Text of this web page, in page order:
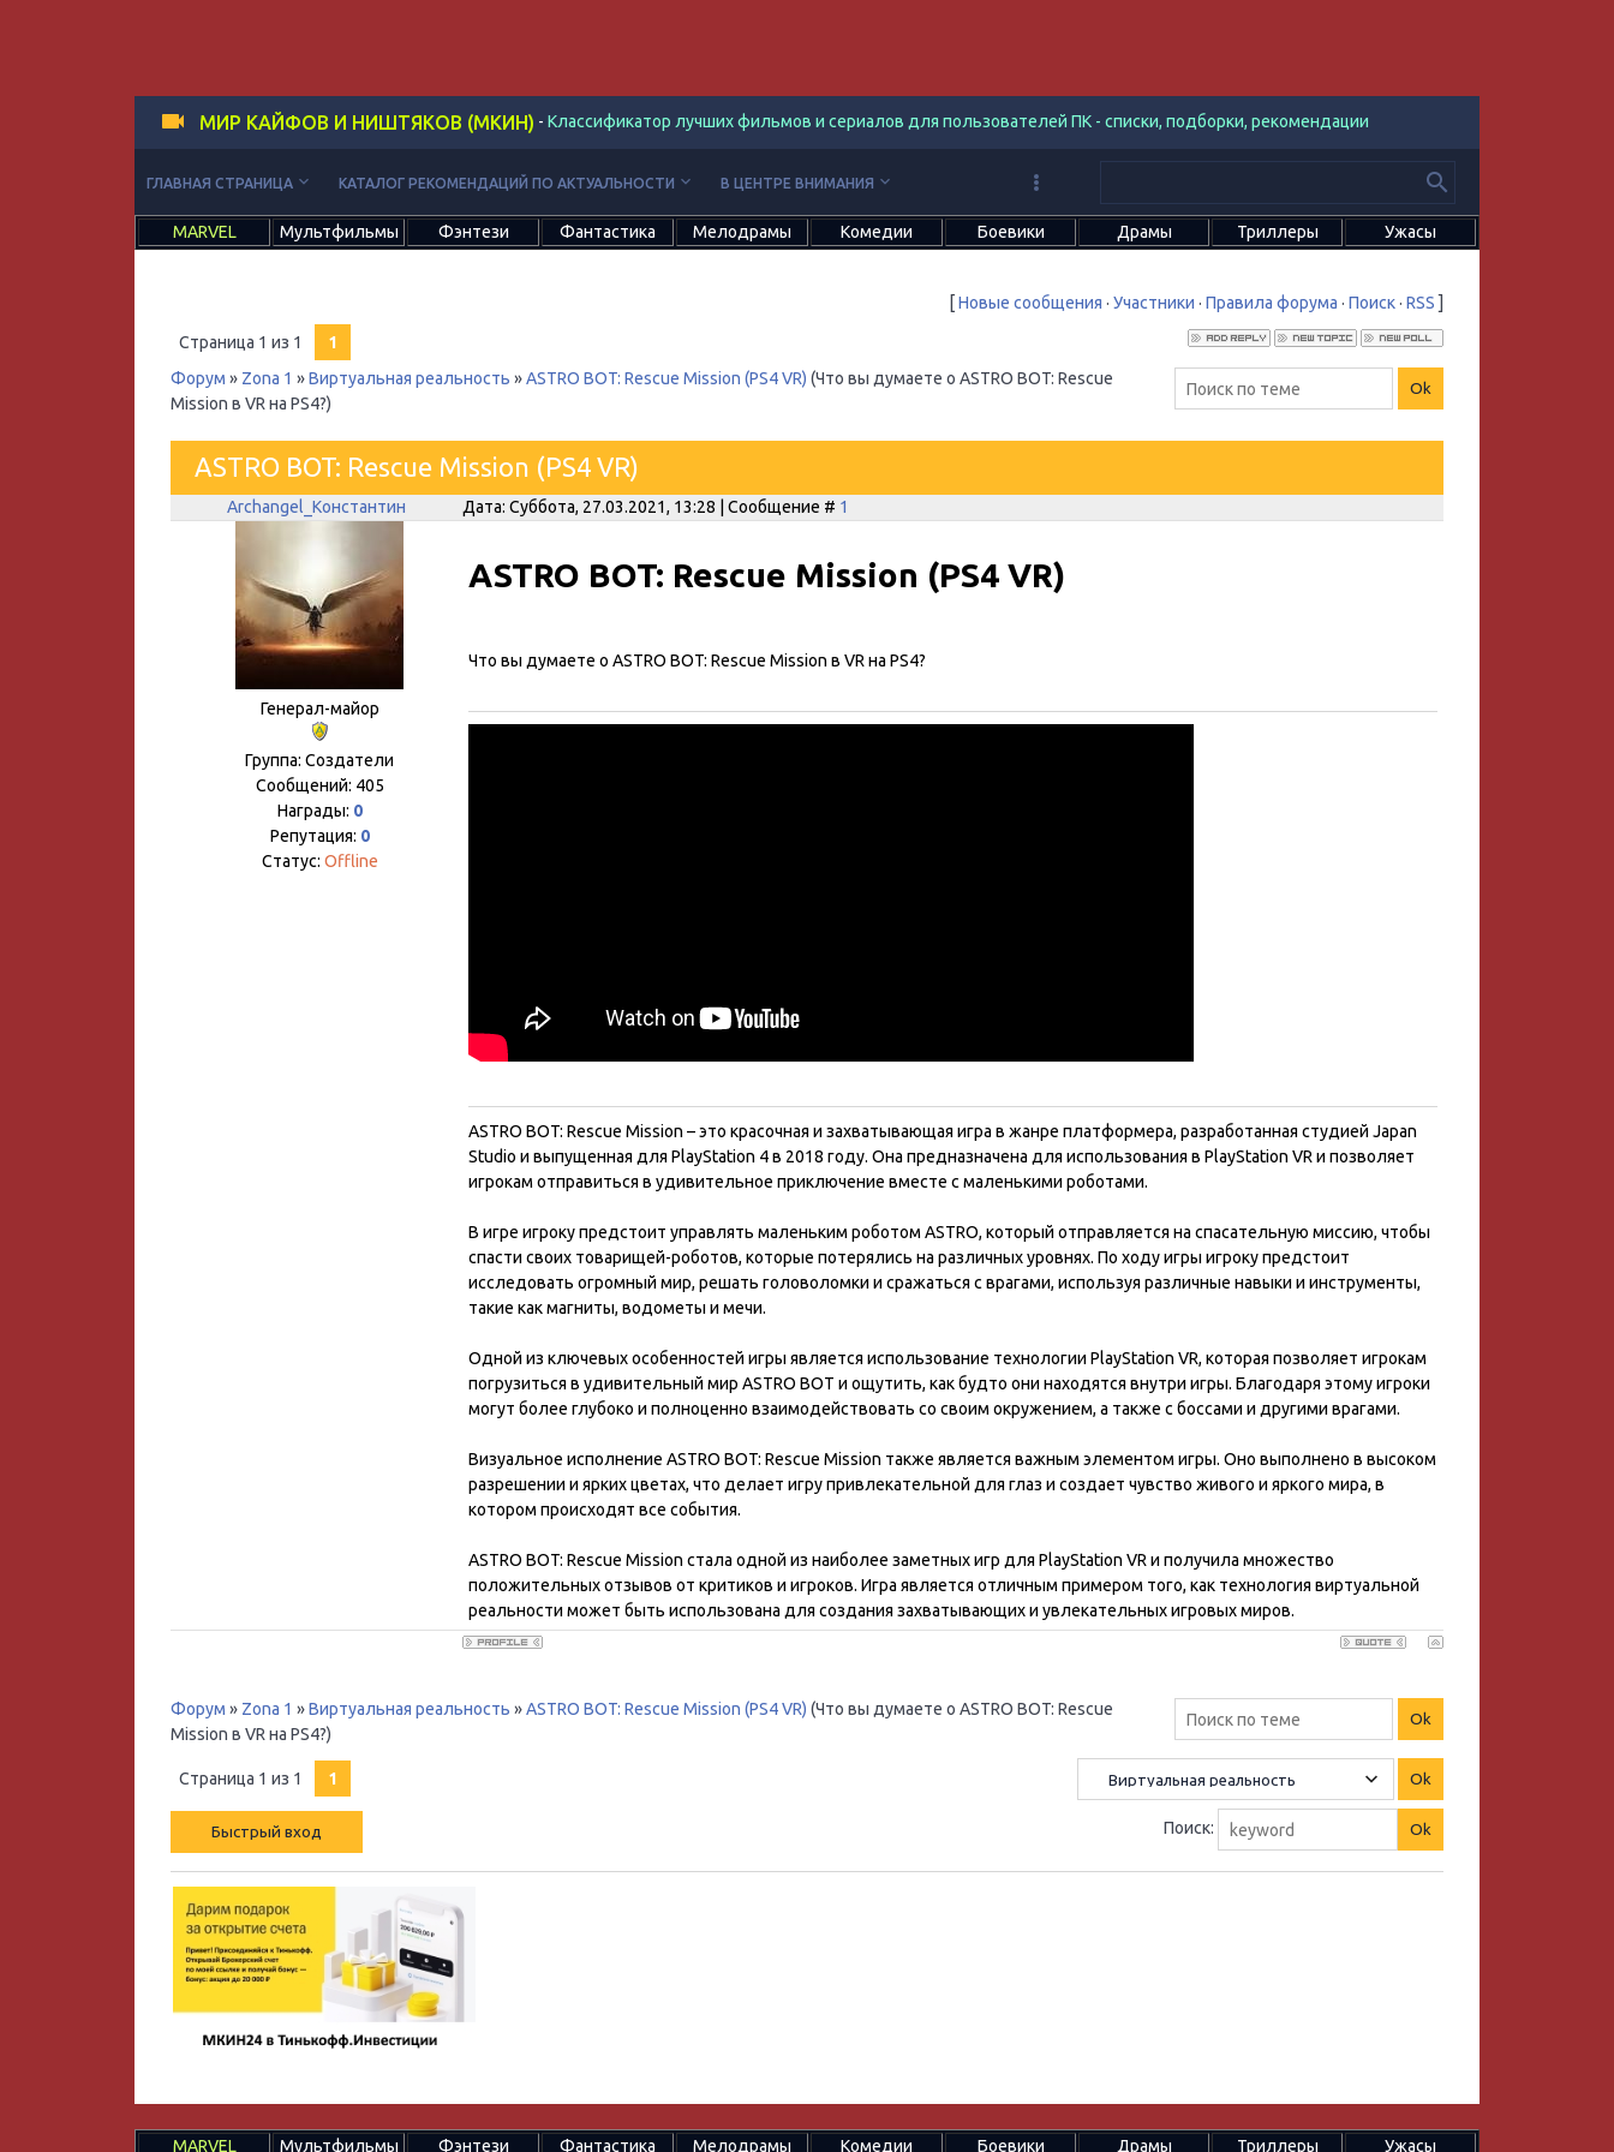
МИР КАЙФОВ И НИШТЯКОВ (МКИН) - Классификатор лучших фильмов и сериалов для пользователей ПК - списки, подборки, рекомендации
ГЛАВНАЯ СТРАНИЦА keyboard_arrow_down КАТАЛОГ РЕКОМЕНДАЦИЙ ПО АКТУАЛЬНОСТИ keyboard_arrow_down В ЦЕНТРЕ ВНИМАНИЯ keyboard_arrow_down
MARVEL Мультфильмы Фэнтези Фантастика Мелодрамы Комедии Боевики Драмы Триллеры Ужасы
[Новые сообщения · Участники · Правила форума · Поиск· RSS ]
Страница 1 из 1
1
Форум » Zona 1 »Виртуальная реальность »ASTRO BOT: Rescue Mission (PS4 VR) (Что вы думаете о ASTRO BOT: Rescue
Mission в VR на PS4?)
ASTRO BOT: Rescue Mission (PS4 VR)
Archangel_Константин Дата: Суббота, 27.03.2021, 13:28 | Сообщение # 1
Генерал-майор
Группа: Создатели
Сообщений: 405
Награды: 0
Репутация: 0
Статус: Offline
ASTRO BOT: Rescue Mission (PS4 VR)
Что вы думаете о ASTRO BOT: Rescue Mission в VR на PS4?
ASTRO BOT: Rescue Mission – это красочная и захватывающая игра в жанре платформера, разработанная студией Japan
Studio и выпущенная для PlayStation 4 в 2018 году. Она предназначена для использования в PlayStation VR и позволяет
игрокам отправиться в удивительное приключение вместе с маленькими роботами.
В игре игроку предстоит управлять маленьким роботом ASTRO, который отправляется на спасательную миссию, чтобы
спасти своих товарищей-роботов, которые потерялись на различных уровнях. По ходу игры игроку предстоит
исследовать огромный мир, решать головоломки и сражаться с врагами, используя различные навыки и инструменты,
такие как магниты, водометы и мечи.
Одной из ключевых особенностей игры является использование технологии PlayStation VR, которая позволяет игрокам
погрузиться в удивительный мир ASTRO BOT и ощутить, как будто они находятся внутри игры. Благодаря этому игроки
могут более глубоко и полноценно взаимодействовать со своим окружением, а также с боссами и другими врагами.
Визуальное исполнение ASTRO BOT: Rescue Mission также является важным элементом игры. Оно выполнено в высоком
разрешении и ярких цветах, что делает игру привлекательной для глаз и создает чувство живого и яркого мира, в
котором происходят все события.
ASTRO BOT: Rescue Mission стала одной из наиболее заметных игр для PlayStation VR и получила множество
положительных отзывов от критиков и игроков. Игра является отличным примером того, как технология виртуальной
реальности может быть использована для создания захватывающих и увлекательных игровых миров.
Форум » Zona 1 »Виртуальная реальность »ASTRO BOT: Rescue Mission (PS4 VR) (Что вы думаете о ASTRO BOT: Rescue
Mission в VR на PS4?)
Страница 1 из 1 1
Поиск:
MARVEL Мультфильмы Фэнтези Фантастика Мелодрамы Комедии Боевики Драмы Триллеры Ужасы